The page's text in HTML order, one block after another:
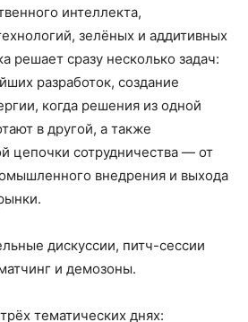
интеллекта,
зелёных и аддитивных
решает сразу несколько задач:
разработок, создание
когда решения из одной
в другой, а также
цепочки сотрудничества — от
внедрения и выхода
дискуссии, питч-сессии
и демозоны.
тематических днях: